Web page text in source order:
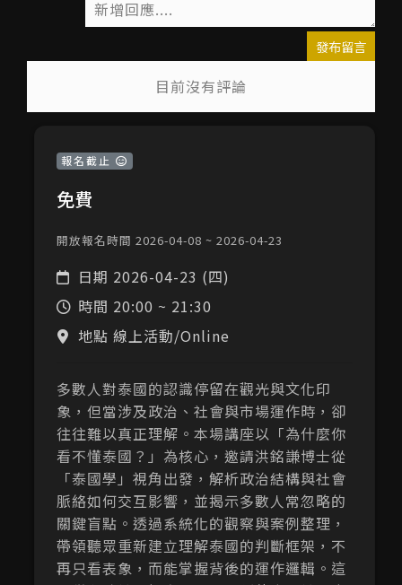
發布留言
目前沒有評論
報名截止
免費
開放報名時間 2026-04-08 ~ 2026-04-23
日期 2026-04-23 (四)
時間 20:00 ~ 21:30
地點 線上活動/Online
多數人對泰國的認識停留在觀光與文化印
象，但當涉及政治、社會與市場運作時，卻
往往難以真正理解。本場講座以「為什麼你
看不懂泰國？」為核心，邀請洪銘謙博士從
「泰國學」視角出發，解析政治結構與社會
脈絡如何交互影響，並揭示多數人常忽略的
關鍵盲點。透過系統化的觀察與案例整理，
帶領聽眾重新建立理解泰國的判斷框架，不
再只看表象，而能掌握背後的運作邏輯。這